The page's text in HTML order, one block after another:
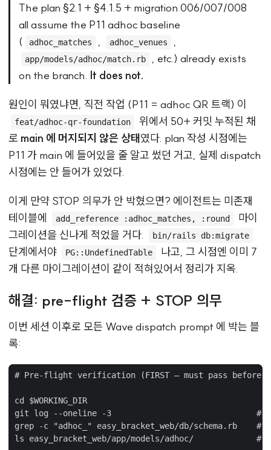
The plan §2.1 + §4.1.5 + migration 006/007/008
all assume the P11 adhoc baseline
(
adhoc_matches , adhoc_venues ,
app/models/adhoc/match.rb
, etc.) already exists
on the branch. It does not.
원인이 뭐였냐면, 직전 작업 (P11 = adhoc QR 트랙) 이
feat/adhoc-qr-foundation
위에서 50+ 커밋 누적된 채
로 main 에 머지되지 않은 상태였다. plan 작성 시점에는
P11 가 main 에 들어있을 줄 알고 썼던 거고, 실제 dispatch
시점에는 안 들어가 있었다.
이게 만약 STOP 의무가 안 박혔으면? 에이전트는 미존재
테이블에
add_reference :adhoc_matches, :round
마이
그레이션을 신나게 적었을 거다.
bin/rails db:migrate
단계에서야 PG::UndefinedTable
나고, 그 시점엔 이미 7
개 다른 마이그레이션이 같이 적혀있어서 정리가 지옥.
해결: pre-flight 검증 + STOP 의무
이번 세션 이후로 모든 Wave dispatch prompt 에 박는 블
록: